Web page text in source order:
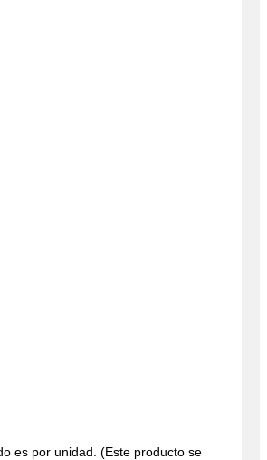
es por unidad. (Este producto se